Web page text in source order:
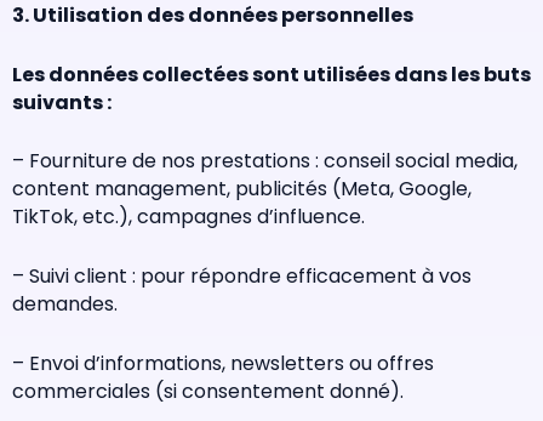
3. Utilisation des données personnelles
Les données collectées sont utilisées dans les buts
suivants :
– Fourniture de nos prestations : conseil social media,
content management, publicités (Meta, Google,
TikTok, etc.), campagnes d’influence.
– Suivi client : pour répondre efficacement à vos
demandes.
– Envoi d’informations, newsletters ou offres
commerciales (si consentement donné).